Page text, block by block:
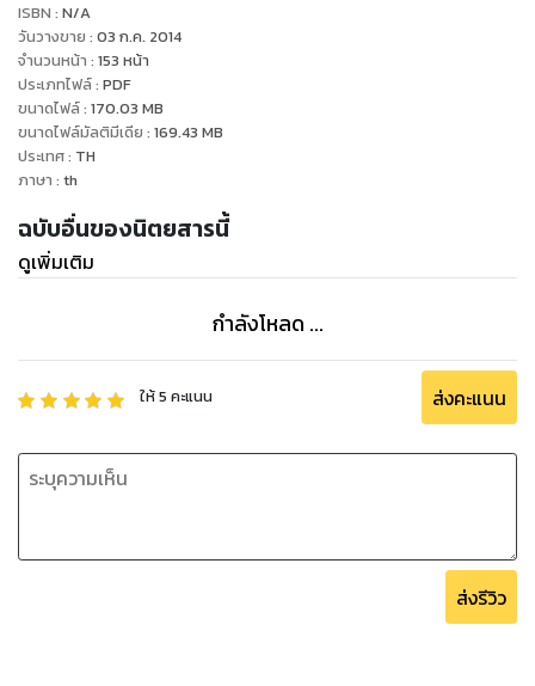
ISBN : N/A
วันวางขาย : 03 ก.ค. 2014
จำนวนหน้า : 153 หน้า
ประเภทไฟล์: PDF
ขนาดไฟล์: 170.03 MB
ขนาดไฟล์มัลติมีเดีย : 169.43 MB
ประเทศ: TH
ภาษา : th
ฉบับอื่นของนิตยสารนี้
ดูเพิ่มเติม
กำลังโหลด ...
ให้5 คะแนน ส่งคะแนน
ส่งรีวิว